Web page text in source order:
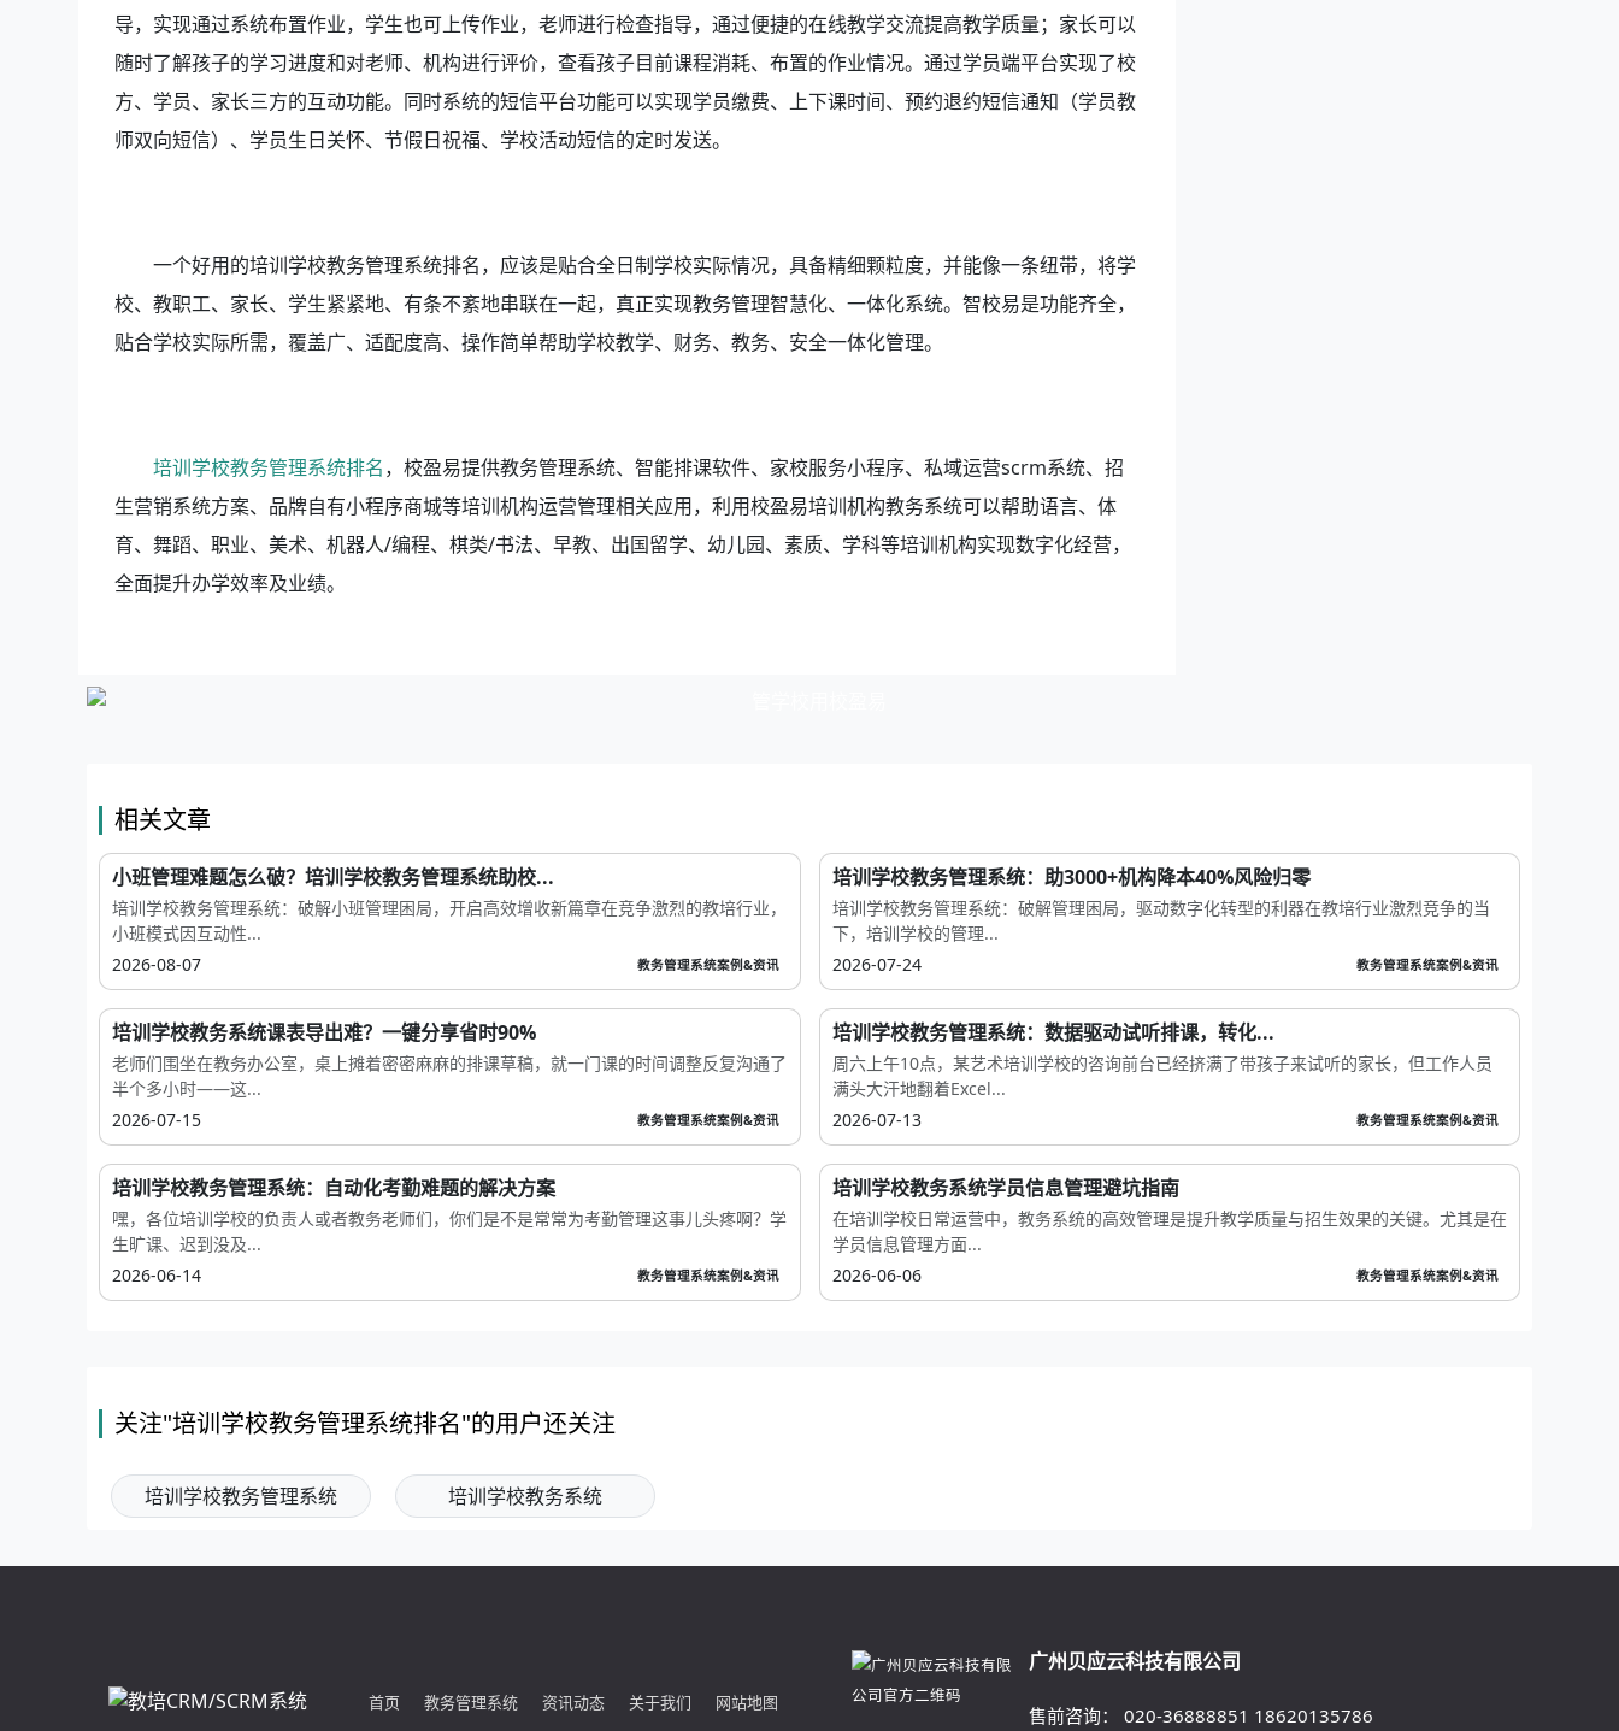
导，实现通过系统布置作业，学生也可上传作业，老师进行检查指导，通过便捷的在线教学交流提高教学质量；家长可以
随时了解孩子的学习进度和对老师、机构进行评价，查看孩子目前课程消耗、布置的作业情况。通过学员端平台实现了校
方、学员、家长三方的互动功能。同时系统的短信平台功能可以实现学员缴费、上下课时间、预约退约短信通知（学员教
师双向短信）、学员生日关怀、节假日祝福、学校活动短信的定时发送。
一个好用的培训学校教务管理系统排名，应该是贴合全日制学校实际情况，具备精细颗粒度，并能像一条纽带，将学
校、教职工、家长、学生紧紧地、有条不紊地串联在一起，真正实现教务管理智慧化、一体化系统。智校易是功能齐全，
贴合学校实际所需，覆盖广、适配度高、操作简单帮助学校教学、财务、教务、安全一体化管理。
培训学校教务管理系统排名，校盈易提供教务管理系统、智能排课软件、家校服务小程序、私域运营scrm系统、招
生营销系统方案、品牌自有小程序商城等培训机构运营管理相关应用，利用校盈易培训机构教务系统可以帮助语言、体
育、舞蹈、职业、美术、机器人/编程、棋类/书法、早教、出国留学、幼儿园、素质、学科等培训机构实现数字化经营，
全面提升办学效率及业绩。
相关文章
小班管理难题怎么破？培训学校教务管理系统助校...
培训学校教务管理系统：破解小班管理困局，开启高效增收新篇章在竞争激烈的教培行业，
小班模式因互动性...
2026-08-07
教务管理系统案例&资讯
培训学校教务管理系统：助3000+机构降本40%风险归零
培训学校教务管理系统：破解管理困局，驱动数字化转型的利器在教培行业激烈竞争的当
下，培训学校的管理...
2026-07-24
教务管理系统案例&资讯
培训学校教务系统课表导出难？一键分享省时90%
老师们围坐在教务办公室，桌上摊着密密麻麻的排课草稿，就一门课的时间调整反复沟通了
半个多小时——这...
2026-07-15
教务管理系统案例&资讯
培训学校教务管理系统：数据驱动试听排课，转化...
周六上午10点，某艺术培训学校的咨询前台已经挤满了带孩子来试听的家长，但工作人员
满头大汗地翻着Excel...
2026-07-13
教务管理系统案例&资讯
培训学校教务管理系统：自动化考勤难题的解决方案
嘿，各位培训学校的负责人或者教务老师们，你们是不是常常为考勤管理这事儿头疼啊？学
生旷课、迟到没及...
2026-06-14
教务管理系统案例&资讯
培训学校教务系统学员信息管理避坑指南
在培训学校日常运营中，教务系统的高效管理是提升教学质量与招生效果的关键。尤其是在
学员信息管理方面...
2026-06-06
教务管理系统案例&资讯
关注"培训学校教务管理系统排名"的用户还关注
培训学校教务管理系统 培训学校教务系统
首页 教务管理系统 资讯动态 关于我们 网站地图
广州贝应云科技有限公司
售前咨询： 020-36888851 18620135786